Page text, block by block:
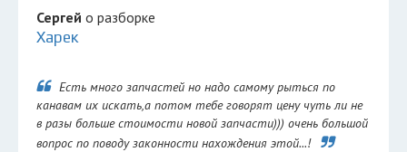
Сергей о разборке
Харек
Есть много запчастей но надо самому рыться по
канавам их искать,а потом тебе говорят цену чуть ли не
в разы больше стоимости новой запчасти))) очень большой
вопрос по поводу законности нахождения этой...!